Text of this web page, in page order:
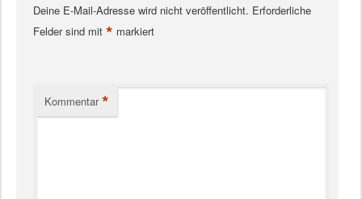
Deine E-Mail-Adresse wird nicht veröffentlicht. Erforderliche
Felder sind mit * markiert
Kommentar *